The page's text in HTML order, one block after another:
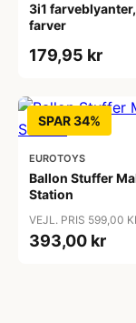
3i1
farver
179,95 kr
SPAR 34%
EUROTOYS
Ballon Stuffer
Station
VEJL. PRIS 599,00
393,00 kr